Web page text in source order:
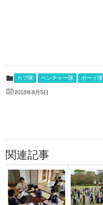
カブ隊 ベンチャー隊 ボーイ隊
2018年8月5日
関連記事